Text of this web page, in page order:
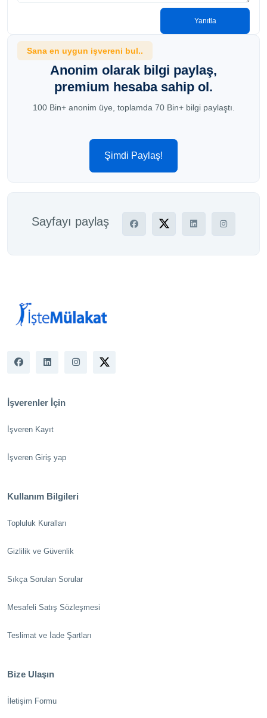
Yanıtla
Sana en uygun işvereni bul..
Anonim olarak bilgi paylaş,
premium hesaba sahip ol.
100 Bin+ anonim üye, toplamda 70 Bin+ bilgi paylaştı.
Şimdi Paylaş!
Sayfayı paylaş
İşverenler İçin
İşveren Kayıt
İşveren Giriş yap
Kullanım Bilgileri
Topluluk Kuralları
Gizlilik ve Güvenlik
Sıkça Sorulan Sorular
Mesafeli Satış Sözleşmesi
Teslimat ve İade Şartları
Bize Ulaşın
İletişim Formu